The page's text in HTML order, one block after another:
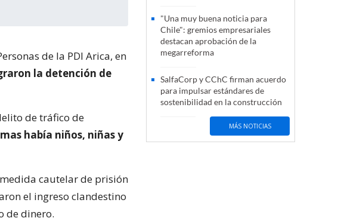
de la PDI Arica, en
la detención de
de tráfico de
había niños, niñas y
cautelar de prisión
el ingreso clandestino
de dinero.
"Una muy buena noticia para
Chile": gremios empresariales
destacan aprobación de la
megarreforma
SalfaCorp y CChC firman acuerdo
para impulsar estándares de
sostenibilidad en la construcción
MÁS NOTICIAS